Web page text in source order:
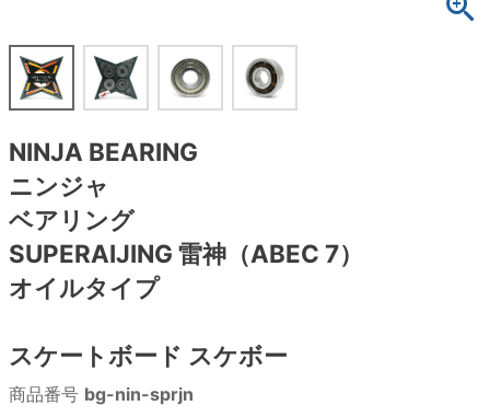
NINJA BEARING
ニンジャ
ベアリング
SUPERAIJING 雷神（ABEC 7）
オイルタイプ
スケートボード スケボー
商品番号 bg-nin-sprjn
8.4inch
8.5inch
8.6inch
8.7inch
8.9inch
8.5inch
8.6inch
8.7inch
8.8inch
9.0inch以上
64mm
65mm
70mm
72mm
110mm
練習用アイテム（初心者におすすめ）
スケートケース・バッグ
メディア（雑誌・DVD・CD）
27.5cm
28cm
28.5cm
29cm
30cm
キャップ
ソックス
アンダーウエア
サイズの測り方